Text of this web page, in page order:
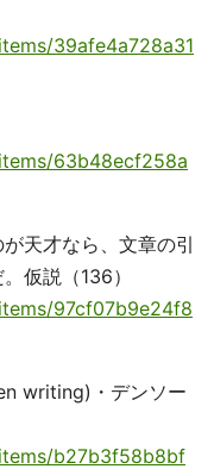
39afe4a728a31
63b48ecf258a
天才なら、文章の引
仮説（136）
97cf07b9e24f8
writing)・デンソー
b27b3f58b8bf